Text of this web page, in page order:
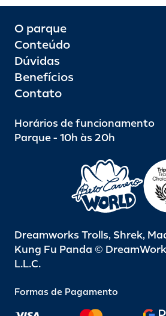
O parque
Conteúdo
Dúvidas
Benefícios
Contato
Horários de funcionamento
Parque - 10h às 20h
Dreamworks Trolls, Shrek,
Kung Fu Panda ©
L.L.C.
Formas de Pagamento